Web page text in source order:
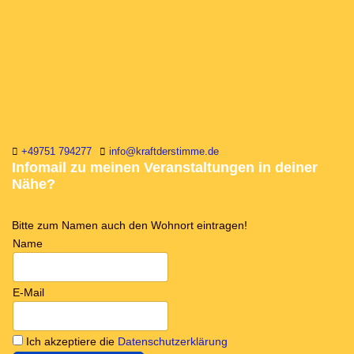
+49751 794277 info@kraftderstimme.de
Infomail zu meinen Veranstaltungen in deiner
Nähe?
Bitte zum Namen auch den Wohnort eintragen!
Name
E-Mail
Ich akzeptiere die Datenschutzerklärung